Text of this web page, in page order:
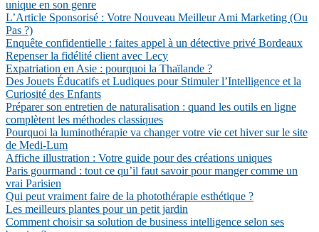
unique en son genre
L’Article Sponsorisé : Votre Nouveau Meilleur Ami Marketing (Ou
Pas ?)
Enquête confidentielle : faites appel à un détective privé Bordeaux
Repenser la fidélité client avec Lecy
Expatriation en Asie : pourquoi la Thaïlande ?
Des Jouets Éducatifs et Ludiques pour Stimuler l’Intelligence et la
Curiosité des Enfants
Préparer son entretien de naturalisation : quand les outils en ligne
complètent les méthodes classiques
Pourquoi la luminothérapie va changer votre vie cet hiver sur le site
de Medi-Lum
Affiche illustration : Votre guide pour des créations uniques
Paris gourmand : tout ce qu’il faut savoir pour manger comme un
vrai Parisien
Qui peut vraiment faire de la photothérapie esthétique ?
Les meilleurs plantes pour un petit jardin
Comment choisir sa solution de business intelligence selon ses